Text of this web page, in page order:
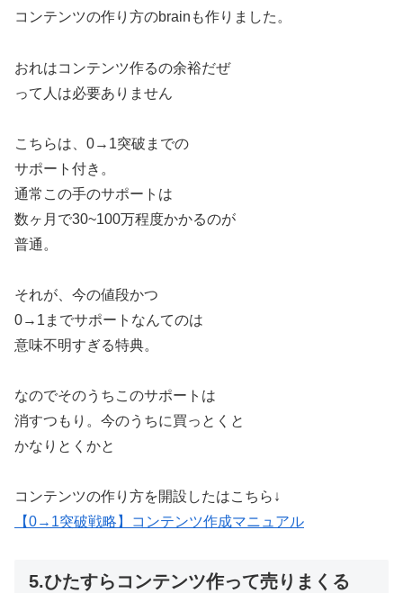
コンテンツの作り方のbrainも作りました。
おれはコンテンツ作るの余裕だぜ
って人は必要ありません
こちらは、0→1突破までの
サポート付き。
通常この手のサポートは
数ヶ月で30~100万程度かかるのが
普通。
それが、今の値段かつ
0→1までサポートなんてのは
意味不明すぎる特典。
なのでそのうちこのサポートは
消すつもり。今のうちに買っとくと
かなりとくかと
コンテンツの作り方を開設したはこちら↓
【0→1突破戦略】コンテンツ作成マニュアル
5.ひたすらコンテンツ作って売りまくる